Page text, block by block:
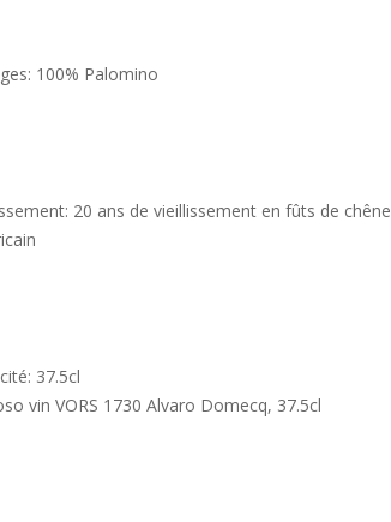
100% Palomino
20 ans de vieillissement en fûts de chêne
37.5cl
vin VORS 1730 Alvaro Domecq, 37.5cl